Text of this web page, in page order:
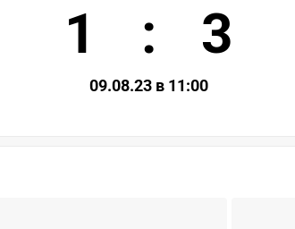
1 : 3
09.08.23 в 11:00